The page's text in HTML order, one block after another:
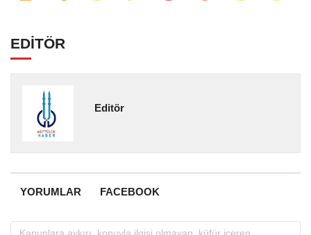
EDİTÖR
Editör
YORUMLAR FACEBOOK